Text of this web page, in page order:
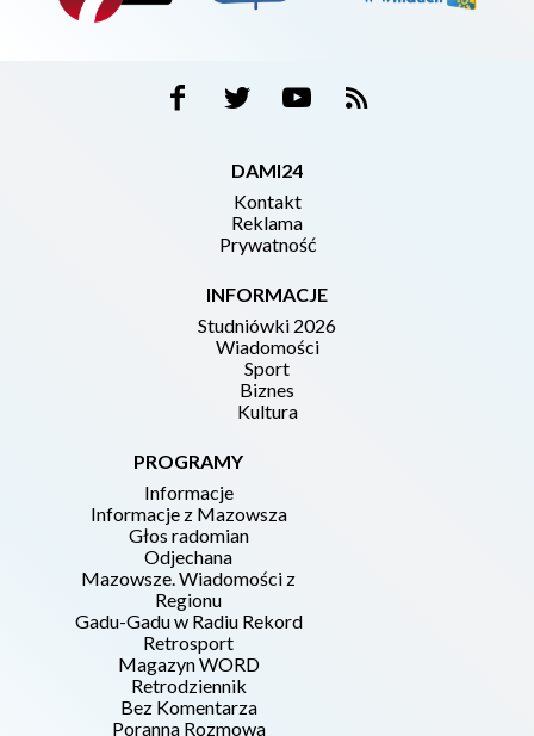
DAMI24
Kontakt
Reklama
Prywatność
INFORMACJE
Studniówki 2026
Wiadomości
Sport
Biznes
Kultura
PROGRAMY
Informacje
Informacje z Mazowsza
Głos radomian
Odjechana
Mazowsze. Wiadomości z
Regionu
Gadu-Gadu w Radiu Rekord
Retrosport
Magazyn WORD
Retrodziennik
Bez Komentarza
Poranna Rozmowa